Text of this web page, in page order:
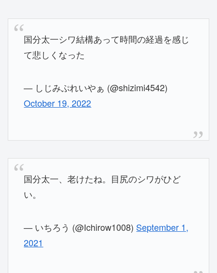
国分太一シワ結構あって時間の経過を感じ
て悲しくなった
— しじみぷれいやぁ (@shizimi4542)
October 19, 2022
国分太一、老けたね。目尻のシワがひど
い。
— いちろう (@Ichirow1008) September 1,
2021